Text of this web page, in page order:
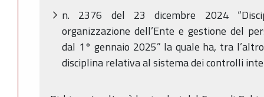
n. 2376 del 23 dicembre 2024
organizzazione dell’Ente e gestione del
dal 1° gennaio 2025” la quale ha, tra
disciplina relativa al sistema dei controlli